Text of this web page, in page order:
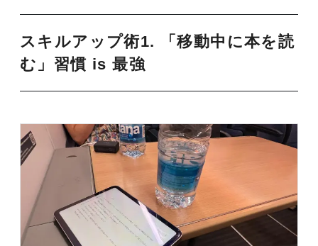
スキルアップ術1. 「移動中に本を読
む」習慣 is 最強